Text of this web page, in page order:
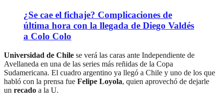
¿Se cae el fichaje? Complicaciones de
última hora con la llegada de Diego Valdés
a Colo Colo
Universidad de Chile se verá las caras ante Independiente de
Avellaneda en una de las series más reñidas de la Copa
Sudamericana. El cuadro argentino ya llegó a Chile y uno de los que
habló con la prensa fue Felipe Loyola, quien aprovechó de dejarle
un recado a la U.